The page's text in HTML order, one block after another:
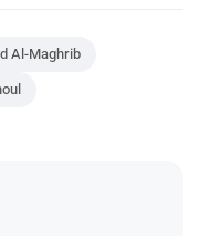
Al-Maghrib